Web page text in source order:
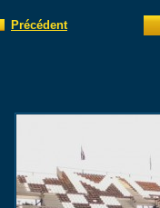
Précédent